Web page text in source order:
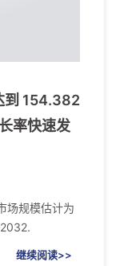
到 154.382
率快速发
场规模估计为
继续阅读>>